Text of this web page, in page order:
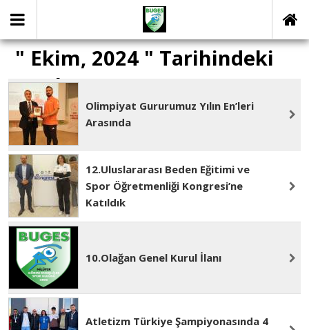
" Ekim, 2024 " Tarihindeki
yazılar
Olimpiyat Gururumuz Yılın En’leri
Arasında
12.Uluslararası Beden Eğitimi ve
Spor Öğretmenliği Kongresi’ne
Katıldık
10.Olağan Genel Kurul İlanı
Atletizm Türkiye Şampiyonasında 4